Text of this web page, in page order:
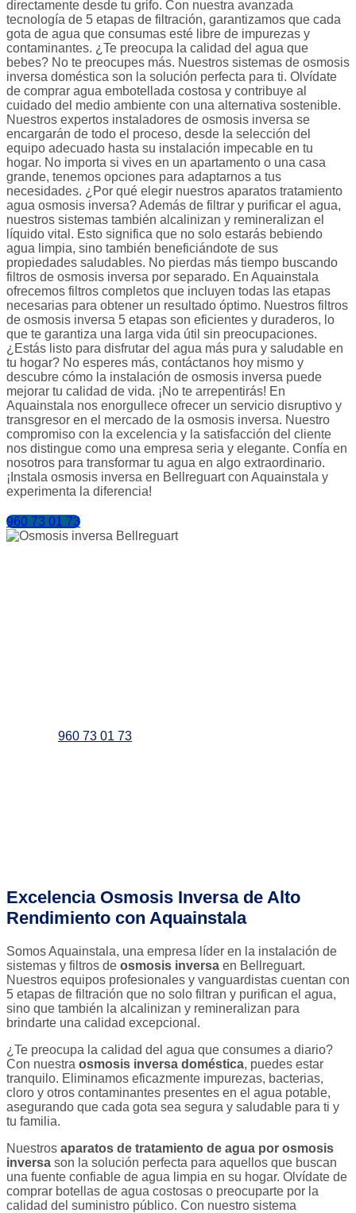
directamente desde tu grifo. Con nuestra avanzada
tecnología de 5 etapas de filtración, garantizamos que cada
gota de agua que consumas esté libre de impurezas y
contaminantes. ¿Te preocupa la calidad del agua que
bebes? No te preocupes más. Nuestros sistemas de osmosis
inversa doméstica son la solución perfecta para ti. Olvídate
de comprar agua embotellada costosa y contribuye al
cuidado del medio ambiente con una alternativa sostenible.
Nuestros expertos instaladores de osmosis inversa se
encargarán de todo el proceso, desde la selección del
equipo adecuado hasta su instalación impecable en tu
hogar. No importa si vives en un apartamento o una casa
grande, tenemos opciones para adaptarnos a tus
necesidades. ¿Por qué elegir nuestros aparatos tratamiento
agua osmosis inversa? Además de filtrar y purificar el agua,
nuestros sistemas también alcalinizan y remineralizan el
líquido vital. Esto significa que no solo estarás bebiendo
agua limpia, sino también beneficiándote de sus
propiedades saludables. No pierdas más tiempo buscando
filtros de osmosis inversa por separado. En Aquainstala
ofrecemos filtros completos que incluyen todas las etapas
necesarias para obtener un resultado óptimo. Nuestros filtros
de osmosis inversa 5 etapas son eficientes y duraderos, lo
que te garantiza una larga vida útil sin preocupaciones.
¿Estás listo para disfrutar del agua más pura y saludable en
tu hogar? No esperes más, contáctanos hoy mismo y
descubre cómo la instalación de osmosis inversa puede
mejorar tu calidad de vida. ¡No te arrepentirás! En
Aquainstala nos enorgullece ofrecer un servicio disruptivo y
transgresor en el mercado de la osmosis inversa. Nuestro
compromiso con la excelencia y la satisfacción del cliente
nos distingue como una empresa seria y elegante. Confía en
nosotros para transformar tu agua en algo extraordinario.
¡Instala osmosis inversa en Bellreguart con Aquainstala y
experimenta la diferencia!
960 73 01 73
960 73 01 73
Excelencia Osmosis Inversa de Alto
Rendimiento con Aquainstala
Somos Aquainstala, una empresa líder en la instalación de
sistemas y filtros de osmosis inversa en Bellreguart.
Nuestros equipos profesionales y vanguardistas cuentan con
5 etapas de filtración que no solo filtran y purifican el agua,
sino que también la alcalinizan y remineralizan para
brindarte una calidad excepcional.
¿Te preocupa la calidad del agua que consumes a diario?
Con nuestra osmosis inversa doméstica, puedes estar
tranquilo. Eliminamos eficazmente impurezas, bacterias,
cloro y otros contaminantes presentes en el agua potable,
asegurando que cada gota sea segura y saludable para ti y
tu familia.
Nuestros aparatos de tratamiento de agua por osmosis
inversa son la solución perfecta para aquellos que buscan
una fuente confiable de agua limpia en su hogar. Olvídate de
comprar botellas de agua costosas o preocuparte por la
calidad del suministro público. Con nuestro sistema